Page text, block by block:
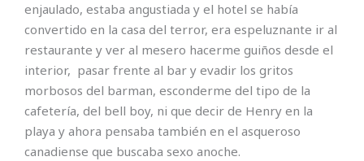
enjaulado, estaba angustiada y el hotel se había
convertido en la casa del terror, era espeluznante ir al
restaurante y ver al mesero hacerme guiños desde el
interior, pasar frente al bar y evadir los gritos
morbosos del barman, esconderme del tipo de la
cafetería, del bell boy, ni que decir de Henry en la
playa y ahora pensaba también en el asqueroso
canadiense que buscaba sexo anoche.